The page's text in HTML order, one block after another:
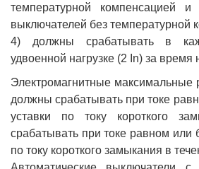
температурной компенсацией
выключателей без температурной
4) должны срабатывать в
удвоенной нагрузке (2 In) за время
Электромагнитные максимальные
должны срабатывать при токе
уставки по току короткого
срабатывать при токе равном или
по току короткого замыкания в